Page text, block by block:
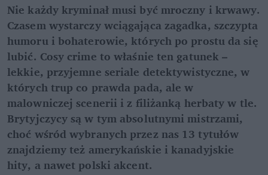
Nie każdy kryminał musi być mroczny i krwawy.
Czasem wystarczy wciągająca zagadka, szczypta
humoru i bohaterowie, których po prostu da się
lubić. Cosy crime to właśnie ten gatunek –
lekkie, przyjemne seriale detektywistyczne, w
których trup co prawda pada, ale w
malowniczej scenerii i z filiżanką herbaty w tle.
Brytyjczycy są w tym absolutnymi mistrzami,
choć wśród wybranych przez nas 13 tytułów
znajdziemy też amerykańskie i kanadyjskie
hity, a nawet polski akcent.